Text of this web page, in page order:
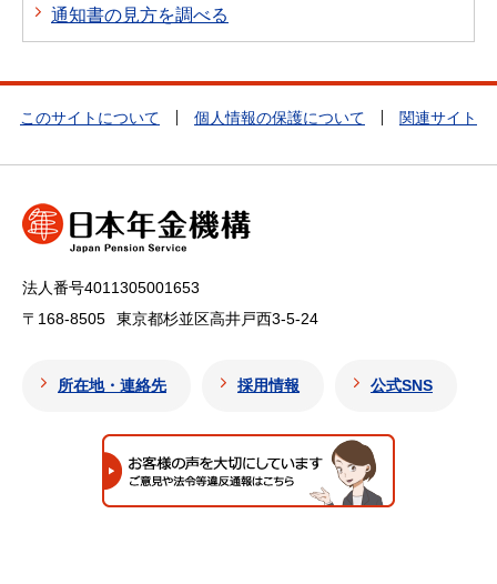
通知書の見方を調べる
このサイトについて 個人情報の保護について 関連サイト
法人番号4011305001653
〒168-8505
東京都杉並区高井戸西3-5-24
所在地・連絡先 採用情報 公式SNS